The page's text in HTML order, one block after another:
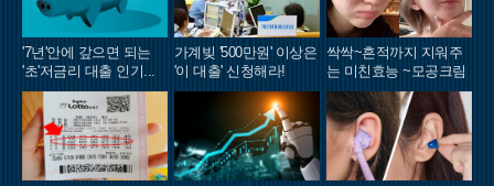
'7년'안에 갚으면 되는
'초'저금리 대출 인기...
가계빚 '500만원' 이상은
'이 대출' 신청해라!
싹싹~흔적까지 지워주
는 미친효능 ~모공크림